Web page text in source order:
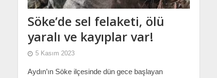
Söke’de sel felaketi, ölü
yaralı ve kayıplar var!
5 Kasım 2023
Aydın’ın Söke ilçesinde dün gece başlayan